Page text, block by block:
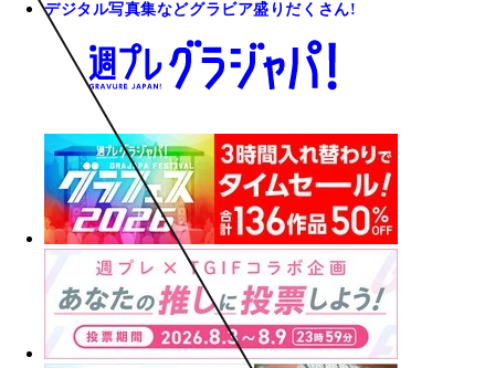
デジタル写真集などグラビア盛りだくさん!